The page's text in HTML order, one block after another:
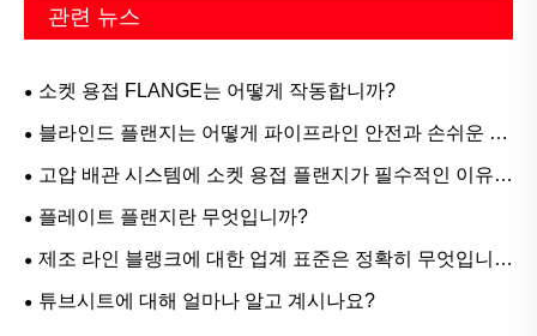
관련 뉴스
소켓 용접 FLANGE는 어떻게 작동합니까?
블라인드 플랜지는 어떻게 파이프라인 안전과 손쉬운 유
지 관리를 보장합니까?
고압 배관 시스템에 소켓 용접 플랜지가 필수적인 이유는
무엇입니까?
플레이트 플랜지란 무엇입니까?
제조 라인 블랭크에 대한 업계 표준은 정확히 무엇입니
까?
튜브시트에 대해 얼마나 알고 계시나요?